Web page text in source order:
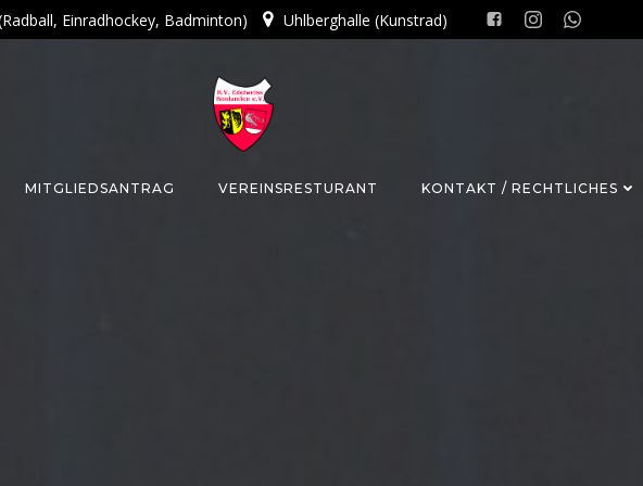
Einradhockey, Badminton) Uhlberghalle (Kunstrad)
MITGLIEDSANTRAG VEREINSRESTURANT KONTAKT / RECHTLICHES